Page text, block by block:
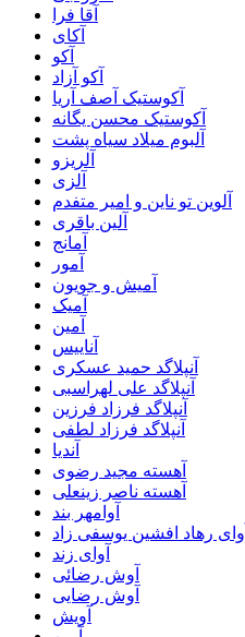
آقا فرا
آکای
آکو
آکو آزاد
آکوستیک آصف آریا
آکوستیک محسن یگانه
آلبوم میلاد سیاه پشت
آلریزو
آلزی
آلوین تو ناین و امیر متفدم
آلین باقری
آمانج
آمور
آمیش و جویون
آمیک
آمین
آناییس
آنپلاگد حمید عسکری
آنپلاگد علی لهراسبی
آنپلاگد فرزاد فرزین
آنپلاگد فرزاد لطفی
آندیا
آهسته مجید رضوی
آهسته ناصر زینعلی
آوامهر بند
آوای رهاد افشین یوسفی زاد
آوای زند
آوش رضائی
آوش رضایی
آویش